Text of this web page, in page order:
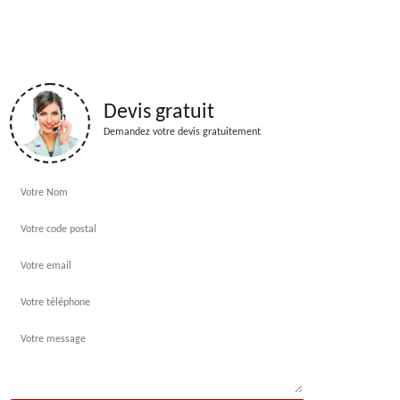
Devis gratuit
Demandez votre devis gratuitement